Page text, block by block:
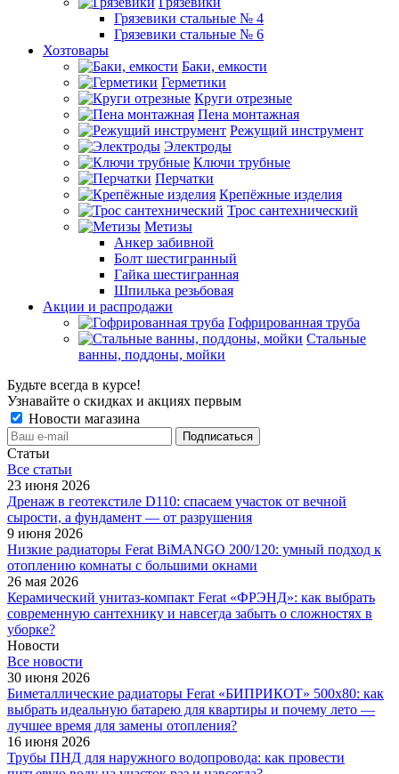
Грязевики стальные № 4
Грязевики стальные № 6
Хозтовары
Баки, емкости
Герметики
Круги отрезные
Пена монтажная
Режущий инструмент
Электроды
Ключи трубные
Перчатки
Крепёжные изделия
Трос сантехнический
Метизы
Анкер забивной
Болт шестигранный
Гайка шестигранная
Шпилька резьбовая
Акции и распродажи
Гофрированная труба
Стальные
ванны, поддоны, мойки
Будьте всегда в курсе!
Узнавайте о скидках и акциях первым
Новости магазина
Статьи
Все cтатьи
23 июня 2026
Дренаж в геотекстиле D110: спасаем участок от вечной
сырости, а фундамент — от разрушения
9 июня 2026
Низкие радиаторы Ferat BiMANGO 200/120: умный подход к
отоплению комнаты с большими окнами
26 мая 2026
Керамический унитаз-компакт Ferat «ФРЭНД»: как выбрать
современную сантехнику и навсегда забыть о сложностях в
уборке?
Новости
Все новости
30 июня 2026
Биметаллические радиаторы Ferat «БИПРИКОТ» 500x80: как
выбрать идеальную батарею для квартиры и почему лето —
лучшее время для замены отопления?
16 июня 2026
Трубы ПНД для наружного водопровода: как провести